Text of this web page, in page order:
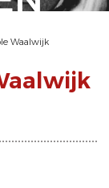
Waalwijk